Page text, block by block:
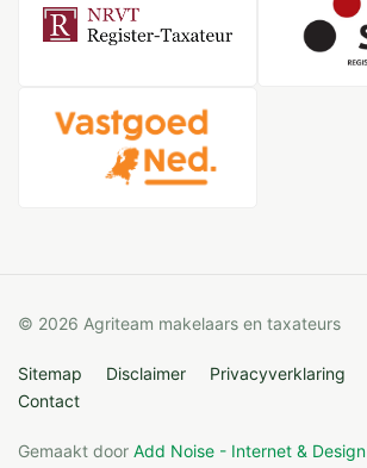
© 2026 Agriteam makelaars en taxateurs
Sitemap Disclaimer Privacyverklaring
Contact
Gemaakt door Add Noise - Internet & Design